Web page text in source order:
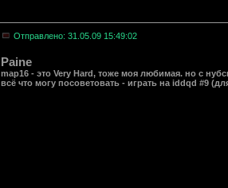
Отправлено: 31.05.09 15:49:02
Paine
map16 - это Very Hard, тоже моя любимая. но с
всё что могу посоветовать - играть на iddqd #9